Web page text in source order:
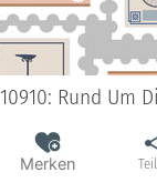
10910: Rund Um
Merken